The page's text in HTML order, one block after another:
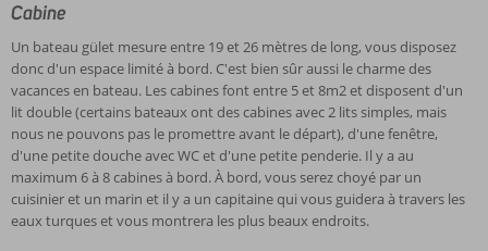
Cabine
Un bateau gület mesure entre 19 et 26 mètres de long, vous disposez
donc d'un espace limité à bord. C'est bien sûr aussi le charme des
vacances en bateau. Les cabines font entre 5 et 8m2 et disposent d'un
lit double (certains bateaux ont des cabines avec 2 lits simples, mais
nous ne pouvons pas le promettre avant le départ), d'une fenêtre,
d'une petite douche avec WC et d'une petite penderie. Il y a au
maximum 6 à 8 cabines à bord. À bord, vous serez choyé par un
cuisinier et un marin et il y a un capitaine qui vous guidera à travers les
eaux turques et vous montrera les plus beaux endroits.